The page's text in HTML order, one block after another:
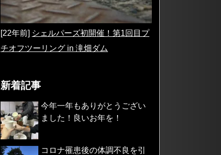
[22年前] シェルパーズ初開催！第1回目プ
チオフツーリング in 滝畑ダム
新着記事
今年一年もありがとうござい
ました！良いお年を！
コロナ罹患後の体調不良を引